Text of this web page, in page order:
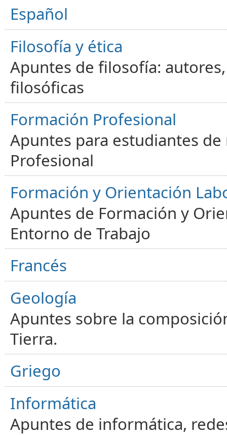
Español
Filosofía y ética
Apuntes de filosofía:
filosóficas
Formación Profesional
Apuntes para estudiantes
Profesional
Formación y Orientación
Apuntes de Formación y
Entorno de Trabajo
Francés
Geología
Apuntes sobre la
Tierra.
Griego
Informática
Apuntes de informática,